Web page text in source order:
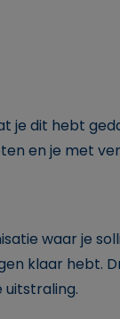
je dit hebt
en je met
waar je
klaar hebt.
uitstraling.